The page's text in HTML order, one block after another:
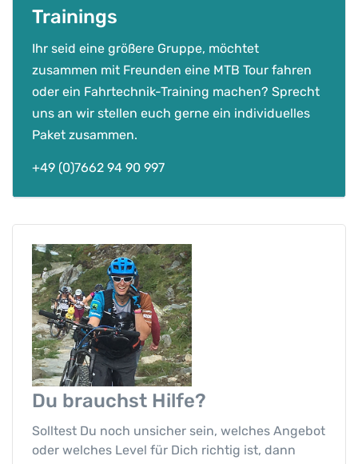
b
i
e
–
C
e
t
u
o
n
&
M
e
r
i
d
a
M
Trainings
Ihr seid eine größere Gruppe, möchtet
zusammen mit Freunden eine MTB Tour fahren
oder ein Fahrtechnik-Training machen? Sprecht
uns an wir stellen euch gerne ein individuelles
Paket zusammen.
+49 (0)7662 94 90 997
Du brauchst Hilfe?
Solltest Du noch unsicher sein, welches Angebot
oder welches Level für Dich richtig ist, dann